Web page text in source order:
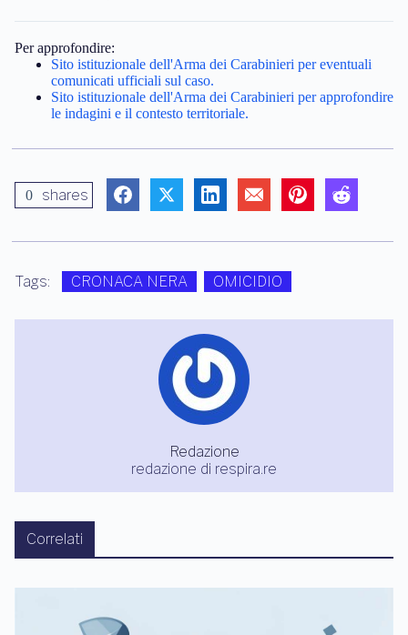
Per approfondire:
Sito istituzionale dell'Arma dei Carabinieri per eventuali
comunicati ufficiali sul caso.
Sito istituzionale dell'Arma dei Carabinieri per approfondire
le indagini e il contesto territoriale.
0 shares
Tags: CRONACA NERA OMICIDIO
Redazione
redazione di respira.re
Correlati